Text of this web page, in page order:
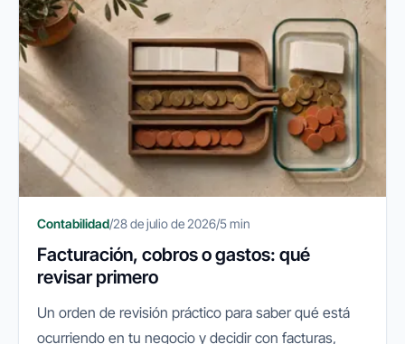
Contabilidad/28 de julio de 2026/5 min
Facturación, cobros o gastos: qué
revisar primero
Un orden de revisión práctico para saber qué está
ocurriendo en tu negocio y decidir con facturas,